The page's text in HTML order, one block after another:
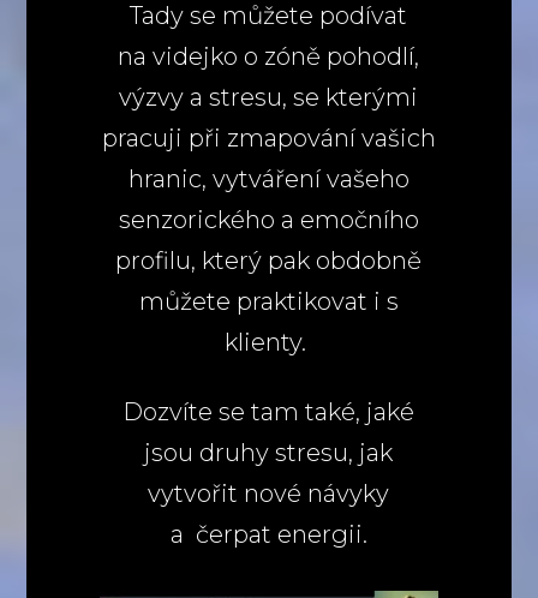
Tady se můžete podívat
na videjko o zóně pohodlí,
výzvy a stresu, se kterými
pracuji při zmapování vašich
hranic, vytváření vašeho
senzorického a emočního
profilu, který pak obdobně
můžete praktikovat i s
klienty.
Dozvíte se tam také, jaké
jsou druhy stresu, jak
vytvořit nové návyky
a čerpat energii.